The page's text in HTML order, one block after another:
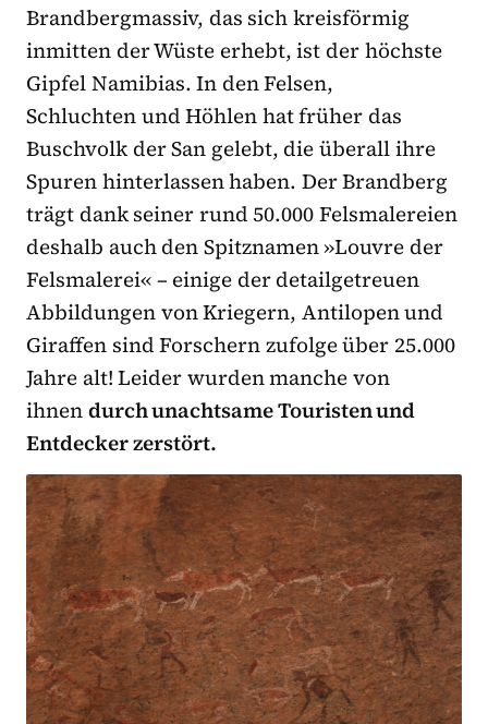
Brandbergmassiv, das sich kreisförmig
inmitten der Wüste erhebt, ist der höchste
Gipfel Namibias. In den Felsen,
Schluchten und Höhlen hat früher das
Buschvolk der San gelebt, die überall ihre
Spuren hinterlassen haben. Der Brandberg
trägt dank seiner rund 50.000 Felsmalereien
deshalb auch den Spitznamen »Louvre der
Felsmalerei« – einige der detailgetreuen
Abbildungen von Kriegern, Antilopen und
Giraffen sind Forschern zufolge über 25.000
Jahre alt! Leider wurden manche von
ihnendurch unachtsame Touristen und
Entdecker zerstört.